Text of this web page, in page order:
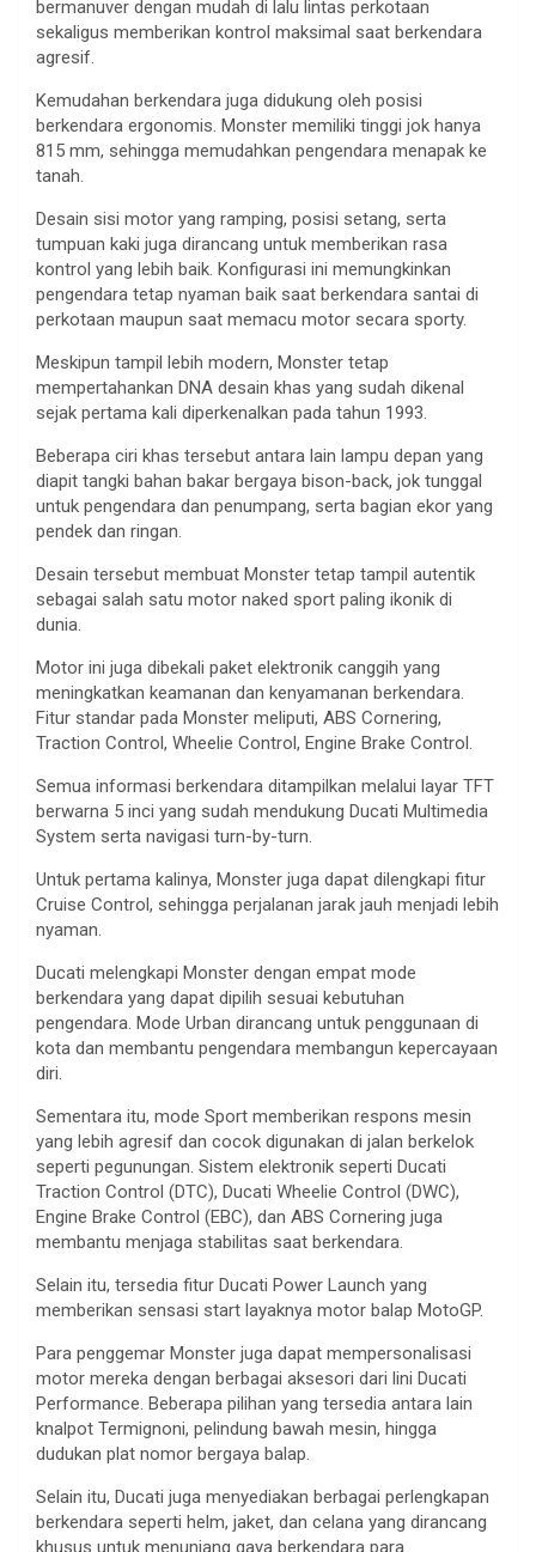
bermanuver dengan mudah di lalu lintas perkotaan
sekaligus memberikan kontrol maksimal saat berkendara
agresif.
Kemudahan berkendara juga didukung oleh posisi
berkendara ergonomis. Monster memiliki tinggi jok hanya
815 mm, sehingga memudahkan pengendara menapak ke
tanah.
Desain sisi motor yang ramping, posisi setang, serta
tumpuan kaki juga dirancang untuk memberikan rasa
kontrol yang lebih baik. Konfigurasi ini memungkinkan
pengendara tetap nyaman baik saat berkendara santai di
perkotaan maupun saat memacu motor secara sporty.
Meskipun tampil lebih modern, Monster tetap
mempertahankan DNA desain khas yang sudah dikenal
sejak pertama kali diperkenalkan pada tahun 1993.
Beberapa ciri khas tersebut antara lain lampu depan yang
diapit tangki bahan bakar bergaya bison-back, jok tunggal
untuk pengendara dan penumpang, serta bagian ekor yang
pendek dan ringan.
Desain tersebut membuat Monster tetap tampil autentik
sebagai salah satu motor naked sport paling ikonik di
dunia.
Motor ini juga dibekali paket elektronik canggih yang
meningkatkan keamanan dan kenyamanan berkendara.
Fitur standar pada Monster meliputi, ABS Cornering,
Traction Control, Wheelie Control, Engine Brake Control.
Semua informasi berkendara ditampilkan melalui layar TFT
berwarna 5 inci yang sudah mendukung Ducati Multimedia
System serta navigasi turn-by-turn.
Untuk pertama kalinya, Monster juga dapat dilengkapi fitur
Cruise Control, sehingga perjalanan jarak jauh menjadi lebih
nyaman.
Ducati melengkapi Monster dengan empat mode
berkendara yang dapat dipilih sesuai kebutuhan
pengendara. Mode Urban dirancang untuk penggunaan di
kota dan membantu pengendara membangun kepercayaan
diri.
Sementara itu, mode Sport memberikan respons mesin
yang lebih agresif dan cocok digunakan di jalan berkelok
seperti pegunungan. Sistem elektronik seperti Ducati
Traction Control (DTC), Ducati Wheelie Control (DWC),
Engine Brake Control (EBC), dan ABS Cornering juga
membantu menjaga stabilitas saat berkendara.
Selain itu, tersedia fitur Ducati Power Launch yang
memberikan sensasi start layaknya motor balap MotoGP.
Para penggemar Monster juga dapat mempersonalisasi
motor mereka dengan berbagai aksesori dari lini Ducati
Performance. Beberapa pilihan yang tersedia antara lain
knalpot Termignoni, pelindung bawah mesin, hingga
dudukan plat nomor bergaya balap.
Selain itu, Ducati juga menyediakan berbagai perlengkapan
berkendara seperti helm, jaket, dan celana yang dirancang
khusus untuk menunjang gaya berkendara para